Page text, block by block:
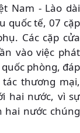
Nam - Lào dài
quốc tế, 07 cặp
Các cặp cửa
vào việc phát
phòng, đáp
thương mại,
hai nước, vì sự
hai nước chúng